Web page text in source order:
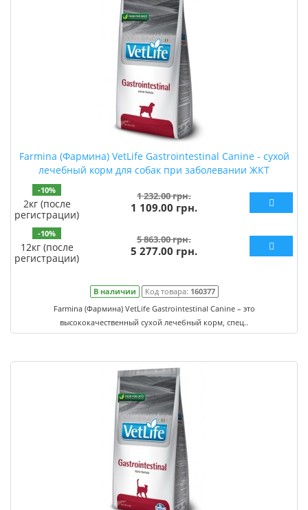
Farmina (Фармина) VetLife Gastrointestinal Canine - сухой
лечебный корм для собак при заболевании ЖКТ
-10%
2кг (после
регистрации)
1 232.00 грн.
1 109.00 грн.
-10%
12кг (после
регистрации)
5 863.00 грн.
5 277.00 грн.
В наличии Код товара: 160377
Farmina (Фармина) VetLife Gastrointestinal Canine – это
высококачественный сухой лечебный корм, спец..